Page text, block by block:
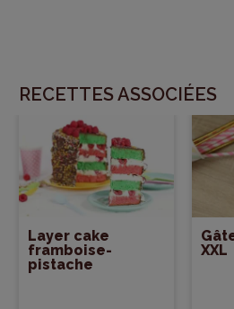
RECETTES ASSOCIÉES
Layer cake
framboise-
pistache
XXL